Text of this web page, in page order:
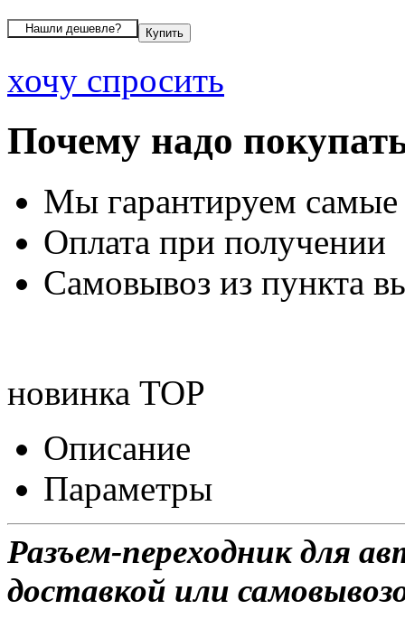
хочу спросить
Почему надо
Мы гарантируем
Оплата при получении
Самовывоз из пункта
новинка TOP
Описание
Параметры
Разъем-переходник для
доставкой или